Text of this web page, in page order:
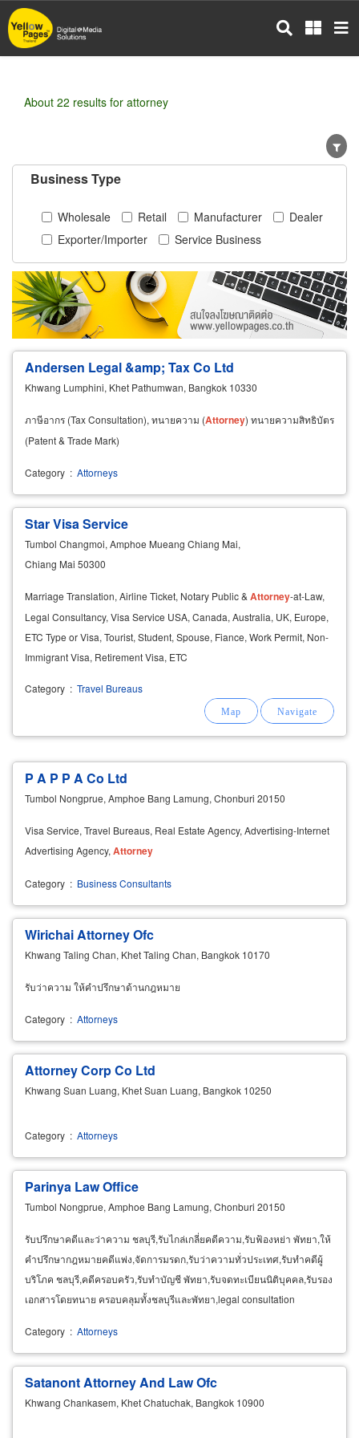
Skip
to
main
About 22 results for attorney
Business Type
Wholesale Retail Manufacturer
Dealer
Exporter/Importer
Service Business
Andersen Legal &amp; Tax Co Ltd
Khwang Lumphini, Khet Pathumwan, Bangkok 10330
ภาษีอากร (Tax Consultation), ทนายความ (Attorney) ทนายความสิทธิบัตร
(Patent & Trade Mark)
Category : Attorneys
Star Visa Service
Tumbol Changmoi, Amphoe Mueang Chiang Mai,
Chiang Mai 50300
Marriage Translation, Airline Ticket, Notary Public & Attorney-at-Law,
Legal Consultancy, Visa Service USA, Canada, Australia, UK, Europe,
ETC Type or Visa, Tourist, Student, Spouse, Fiance, Work Permit, Non-
Immigrant Visa, Retirement Visa, ETC
Category : Travel Bureaus
P A P P A Co Ltd
Tumbol Nongprue, Amphoe Bang Lamung, Chonburi 20150
Visa Service, Travel Bureaus, Real Estate Agency, Advertising-Internet
Advertising Agency, Attorney
Category : Business Consultants
Wirichai Attorney Ofc
Khwang Taling Chan, Khet Taling Chan, Bangkok 10170
รับว่าความ ให้คำปรึกษาด้านกฎหมาย
Category : Attorneys
Attorney Corp Co Ltd
Khwang Suan Luang, Khet Suan Luang, Bangkok 10250
Category : Attorneys
Parinya Law Office
Tumbol Nongprue, Amphoe Bang Lamung, Chonburi 20150
รับปรึกษาคดีและว่าความ ชลบุรี,รับไกล่เกลี่ยคดีความ,รับฟ้องหย่า พัทยา,ให้
คำปรึกษากฎหมายคดีแพ่ง,จัดการมรดก,รับว่าความทั่วประเทศ,รับทำคดีผู้
บริโภค ชลบุรี,คดีครอบครัว,รับทำบัญชี พัทยา,รับจดทะเบียนนิติบุคคล,รับรอง
เอกสารโดยทนาย ครอบคลุมทั้งชลบุรีและพัทยา,legal consultation
Category : Attorneys
Satanont Attorney And Law Ofc
Khwang Chankasem, Khet Chatuchak, Bangkok 10900